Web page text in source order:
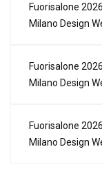
Fuorisalone
Milano Design
Fuorisalone
Milano Design
Fuorisalone
Milano Design